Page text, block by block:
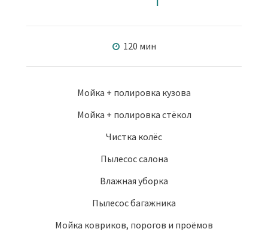
120 мин
Мойка + полировка кузова
Мойка + полировка стёкол
Чистка колёс
Пылесос салона
Влажная уборка
Пылесос багажника
Мойка ковриков, порогов и проёмов